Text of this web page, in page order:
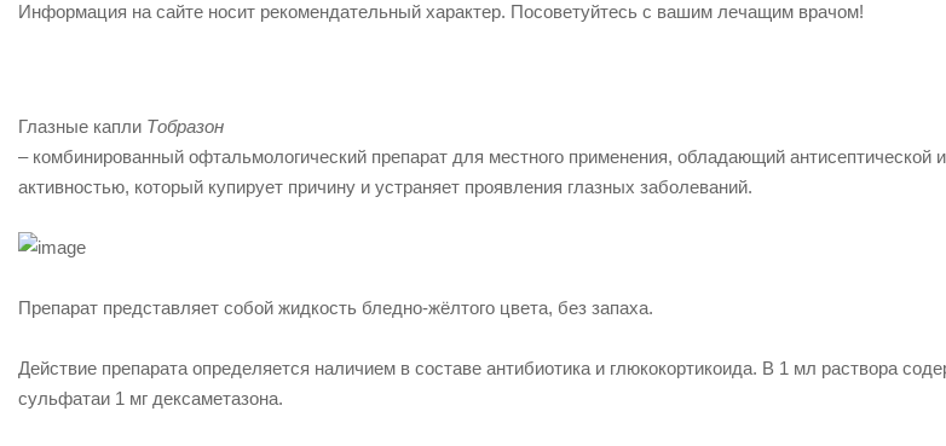
Информация на сайте носит рекомендательный характер. Посоветуйтесь с вашим лечащим врачом!
Глазные капли Тобразон
– комбинированный офтальмологический препарат для местного применения, обладающий антисептической
активностью, который купирует причину и устраняет проявления глазных заболеваний.
Препарат представляет собой жидкость бледно-жёлтого цвета, без запаха.
Действие препарата определяется наличием в составе антибиотика и глюкокортикоида. В 1 мл раствора
сульфатаи 1 мг дексаметазона.